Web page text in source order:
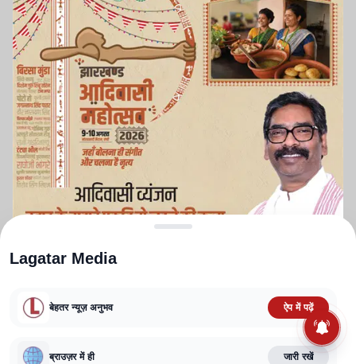
TERMS AND CONDITIONS
CORRECTIONS POLICY
FACT CHECKING POLICY
Lagatar Media
बेहतर न्यूज़ अनुभव ऐप में पढ़ें
ब्राउज़र में ही जारी रखें